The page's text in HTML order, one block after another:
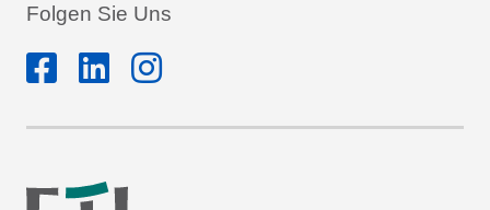
Folgen Sie Uns